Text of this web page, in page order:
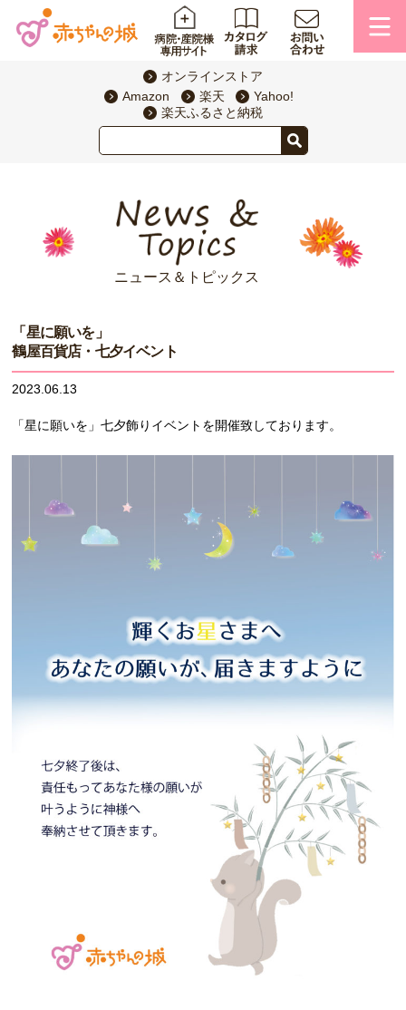
オンラインストア
Amazon
楽天
Yahoo!
楽天ふるさと納税
ニュース＆トピックス
「星に願いを」
鶴屋百貨店・七夕イベント
2023.06.13
「星に願いを」七夕飾りイベントを開催致しております。